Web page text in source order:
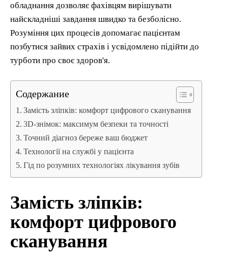
обладнання дозволяє фахівцям вирішувати
найскладніші завдання швидко та безболісно.
Розуміння цих процесів допомагає пацієнтам
позбутися зайвих страхів і усвідомлено підійти до
турботи про своє здоров'я.
Содержание
Замість зліпків: комфорт цифрового сканування
3D-знімок: максимум безпеки та точності
Точний діагноз береже ваш бюджет
Технології на службі у пацієнта
Гід по розумних технологіях лікування зубів
Замість зліпків:
комфорт цифрового
сканування